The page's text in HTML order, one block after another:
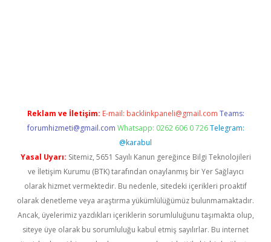
Reklam ve İletişim: E-mail: backlinkpaneli@gmail.com Teams:
forumhizmeti@gmail.com Whatsapp: 0262 606 0 726 Telegram:
@karabul
Yasal Uyarı: Sitemiz, 5651 Sayılı Kanun gereğince Bilgi Teknolojileri
ve İletişim Kurumu (BTK) tarafından onaylanmış bir Yer Sağlayıcı
olarak hizmet vermektedir. Bu nedenle, sitedeki içerikleri proaktif
olarak denetleme veya araştırma yükümlülüğümüz bulunmamaktadır.
Ancak, üyelerimiz yazdıkları içeriklerin sorumluluğunu taşımakta olup,
siteye üye olarak bu sorumluluğu kabul etmiş sayılırlar. Bu internet